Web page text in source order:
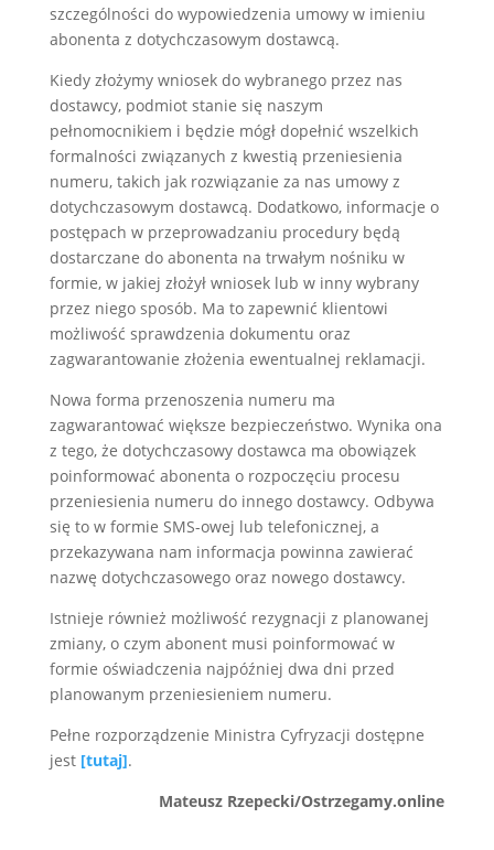
szczególności do wypowiedzenia umowy w imieniu
abonenta z dotychczasowym dostawcą.
Kiedy złożymy wniosek do wybranego przez nas
dostawcy, podmiot stanie się naszym
pełnomocnikiem i będzie mógł dopełnić wszelkich
formalności związanych z kwestią przeniesienia
numeru, takich jak rozwiązanie za nas umowy z
dotychczasowym dostawcą. Dodatkowo, informacje o
postępach w przeprowadzaniu procedury będą
dostarczane do abonenta na trwałym nośniku w
formie, w jakiej złożył wniosek lub w inny wybrany
przez niego sposób. Ma to zapewnić klientowi
możliwość sprawdzenia dokumentu oraz
zagwarantowanie złożenia ewentualnej reklamacji.
Nowa forma przenoszenia numeru ma
zagwarantować większe bezpieczeństwo. Wynika ona
z tego, że dotychczasowy dostawca ma obowiązek
poinformować abonenta o rozpoczęciu procesu
przeniesienia numeru do innego dostawcy. Odbywa
się to w formie SMS-owej lub telefonicznej, a
przekazywana nam informacja powinna zawierać
nazwę dotychczasowego oraz nowego dostawcy.
Istnieje również możliwość rezygnacji z planowanej
zmiany, o czym abonent musi poinformować w
formie oświadczenia najpóźniej dwa dni przed
planowanym przeniesieniem numeru.
Pełne rozporządzenie Ministra Cyfryzacji dostępne
jest [tutaj].
Mateusz Rzepecki/Ostrzegamy.online